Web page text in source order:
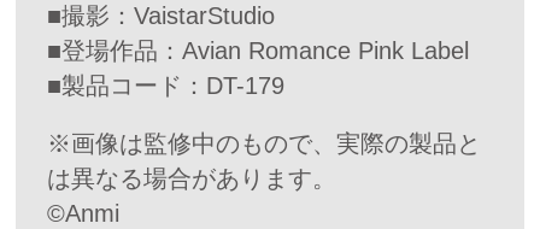
■撮影：VaistarStudio
■登場作品：Avian Romance Pink Label
■製品コード：DT-179
※画像は監修中のもので、実際の製品と
は異なる場合があります。
©Anmi